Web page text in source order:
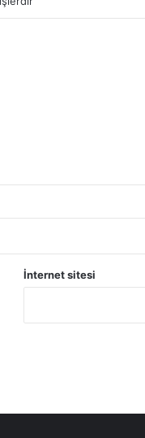
İnternet sitesi